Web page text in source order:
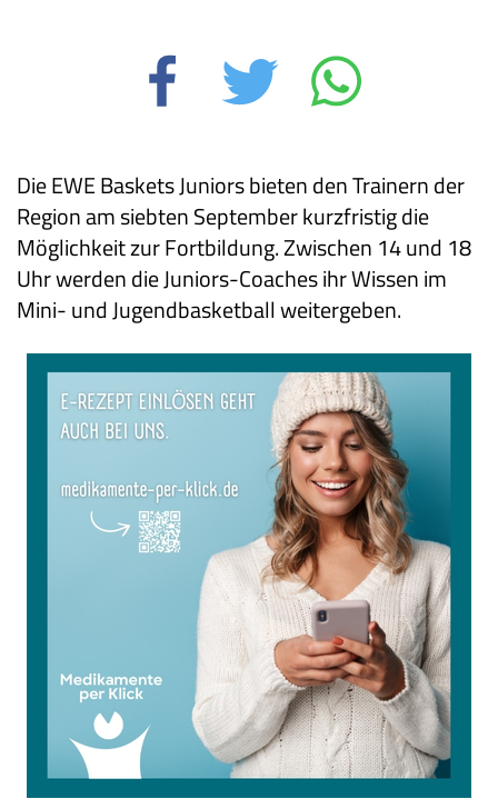
Die EWE Baskets Juniors bieten den Trainern der
Region am siebten September kurzfristig die
Möglichkeit zur Fortbildung. Zwischen 14 und 18
Uhr werden die Juniors-Coaches ihr Wissen im
Mini- und Jugendbasketball weitergeben.